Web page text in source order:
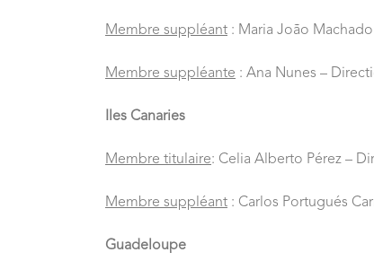
Membre suppléant : Maria João
Membre suppléante : Ana Nunes –
Iles Canaries
Membre titulaire: Celia Alberto Pérez –
Membre suppléant : Carlos Portugués
Guadeloupe